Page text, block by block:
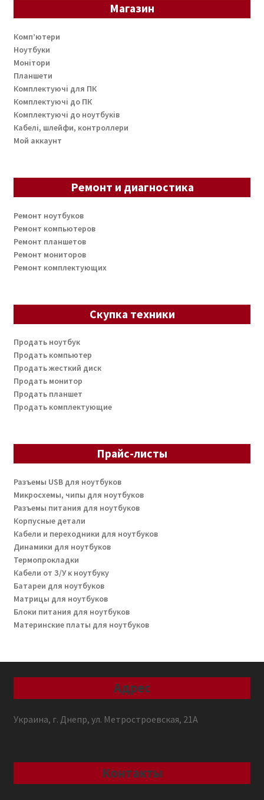
Магазин
Комп’ютери
Ноутбуки
Монітори
Планшети
Комплектуючі для ПК
Комплектуючі до ПК
Комплектуючі до ноутбуків
Кабелі, шлейфи, контроллери
Мой аккаунт
Ремонт и диагностика
Ремонт ноутбуков
Ремонт компьютеров
Ремонт планшетов
Ремонт мониторов
Ремонт комплектующих
Скупка техники
Продать ноутбук
Продать компьютер
Продать жесткий диск
Продать монитор
Продать планшет
Продать комплектующие
Прайс-листы
Разъемы USB для ноутбуков
Микросхемы, чипы для ноутбуков
Разъемы питания для ноутбуков
Корпусные детали
Кабели и переходники для ноутбуков
Динамики для ноутбуков
Термопрокладки
Кабели от З/У к ноутбуку
Батареи для ноутбуков
Матрицы для ноутбуков
Блоки питания для ноутбуков
Материнские платы для ноутбуков
Адрес
Украина, г. Днепр, ул. Метростроевская, 21А
Контакты